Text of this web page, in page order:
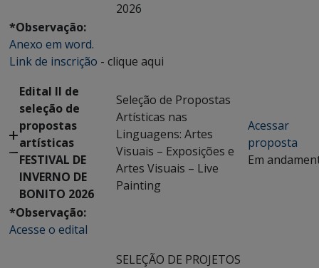
2026
*Observação:
Anexo em word.
Link de inscrição - clique aqui
Edital II de
seleção de
propostas
artísticas
FESTIVAL DE
INVERNO DE
BONITO 2026
Seleção de Propostas
Artísticas nas
Linguagens: Artes
Visuais – Exposições e
Artes Visuais – Live
Painting
Acessar
proposta
Em
*Observação:
Acesse o edital
SELEÇÃO DE PROJETOS